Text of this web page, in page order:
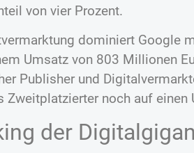
von vier Prozent.
dominiert Google
Umsatz von 803 Millionen
Publisher und
Zweitplatzierter noch auf einen
der